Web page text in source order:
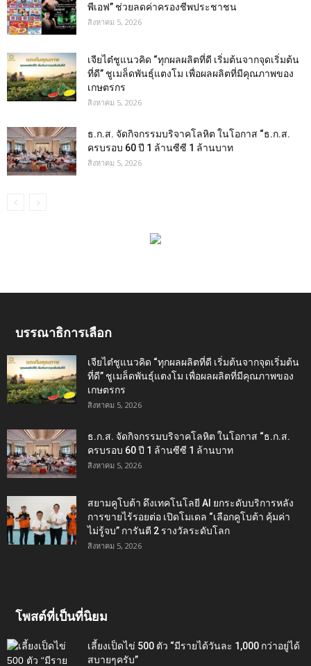
พีเอฟ” ช่วยลดค่าครองชีพประชาชน
สิงหาคม 5, 2026
เจียไต๋ชูแนวคิด “ทุกผลผลิตที่ดี เริ่มต้นจากจุดเริ่มต้น
ที่ดี” ชูเมล็ดพันธุ์แตงโม เพื่อผลผลิตที่มีคุณภาพของ
เกษตรกร
สิงหาคม 5, 2026
ธ.ก.ส. จัดกิจกรรมบริจาคโลหิต ในโอกาส “ธ.ก.ส.
ครบรอบ 60 ปี 1 ล้านซีซี 1 ล้านบาท
สิงหาคม 5, 2026
บรรณาธิการเลือก
เจียไต๋ชูแนวคิด “ทุกผลผลิตที่ดี เริ่มต้นจากจุดเริ่มต้น
ที่ดี” ชูเมล็ดพันธุ์แตงโม เพื่อผลผลิตที่มีคุณภาพของ
เกษตรกร
สิงหาคม 5, 2026
ธ.ก.ส. จัดกิจกรรมบริจาคโลหิต ในโอกาส “ธ.ก.ส.
ครบรอบ 60 ปี 1 ล้านซีซี 1 ล้านบาท
สิงหาคม 5, 2026
สยามคูโบต้า ดึงเทคโนโลยี AI ยกระดับบริการหลัง
การขายไร้รอยต่อ เปิดโมเดล “เลือกคูโบต้า คุ้มค่า
ไม่รู้จบ” การันตี 2 รางวัลระดับโลก
สิงหาคม 5, 2026
โพสต์ที่เป็นที่นิยม
เลี้ยงเป็ดไข่ 500 ตัว “มีรายได้วันละ 1,000 กว่าอยู่ได้
สบายๆครับ”